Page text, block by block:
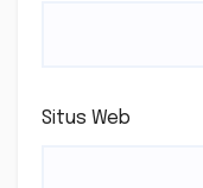
Situs Web